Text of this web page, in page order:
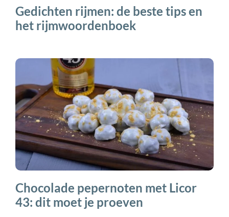
Gedichten rijmen: de beste tips en
het rijmwoordenboek
Chocolade pepernoten met Licor
43: dit moet je proeven